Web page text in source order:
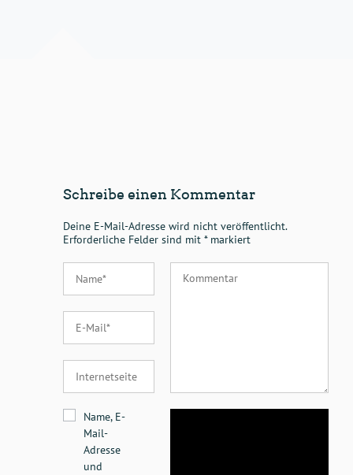
Schreibe einen Kommentar
Deine E-Mail-Adresse wird nicht veröffentlicht.
Erforderliche Felder sind mit *markiert
Name, E-
Mail-
Adresse
und